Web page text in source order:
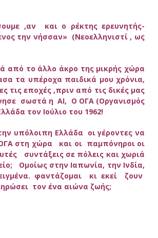
,αν και ο ρέκτης ερευνητής-
την νήσσαν» (Νεοελληνιστί , ως
από το άλλο άκρο της μικρής χώρα
τα υπέροχα παιδικά μου χρόνια,
εποχές ,πριν από τις δικές μας
σωστά η ΑΙ, Ο ΟΓΑ (Οργανισμός
τον Ιούλιο του 1962!
υπόλοιπη Ελλάδα οι γέροντες να
ΟΓΑ στη χώρα και οι παμπόνηροι οι
συντάξεις σε πόλεις και χωριά
Ομοίως στην Ιαπωνία, την Ινδία,
φαντάζομαι κι εκεί ζουν
τον ένα αιώνα ζωής;